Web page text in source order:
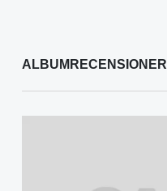
ALBUMRECENSIONER